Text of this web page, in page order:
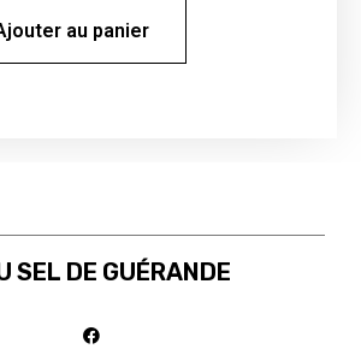
au panier
SEL DE GUÉRANDE